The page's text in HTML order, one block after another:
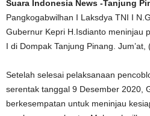
Suara Indonesia News -Tanjung
Pangkogabwilhan I Laksdya TNI I
Gubernur Kepri H.Isdianto meninjau
I di Dompak Tanjung Pinang. Jum’at,
Setelah selesai pelaksanaan
serentak tanggal 9 Desember 2020,
berkesempatan untuk meninjau